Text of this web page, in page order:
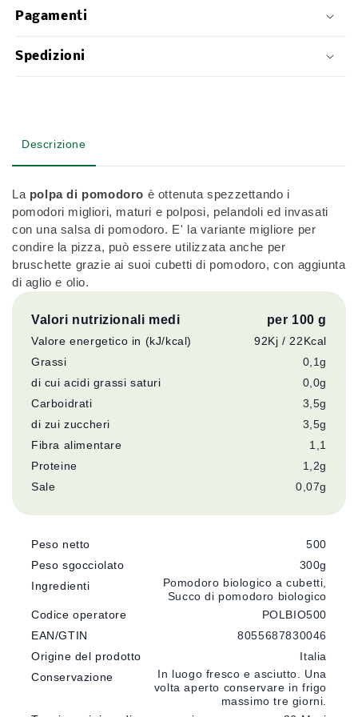
Pagamenti
Spedizioni
Descrizione
La polpa di pomodoro è ottenuta spezzettando i
pomodori migliori, maturi e polposi, pelandoli ed invasati
con una salsa di pomodoro. E' la variante migliore per
condire la pizza, può essere utilizzata anche per
bruschette grazie ai suoi cubetti di pomodoro, con aggiunta
di aglio e olio.
Valori nutrizionali medi per 100 g
Valore energetico in (kJ/kcal)
92Kj / 22Kcal
Grassi
0,1g
di cui acidi grassi saturi
0,0g
Carboidrati
3,5g
di zui zuccheri
3,5g
Fibra alimentare
1,1
Proteine
1,2g
Sale
0,07g
Peso netto
500
Peso sgocciolato
300g
Ingredienti
Pomodoro biologico a cubetti,
Succo di pomodoro biologico
Codice operatore
POLBIO500
EAN/GTIN
8055687830046
Origine del prodotto
Italia
Conservazione
In luogo fresco e asciutto. Una
volta aperto conservare in frigo
massimo tre giorni.